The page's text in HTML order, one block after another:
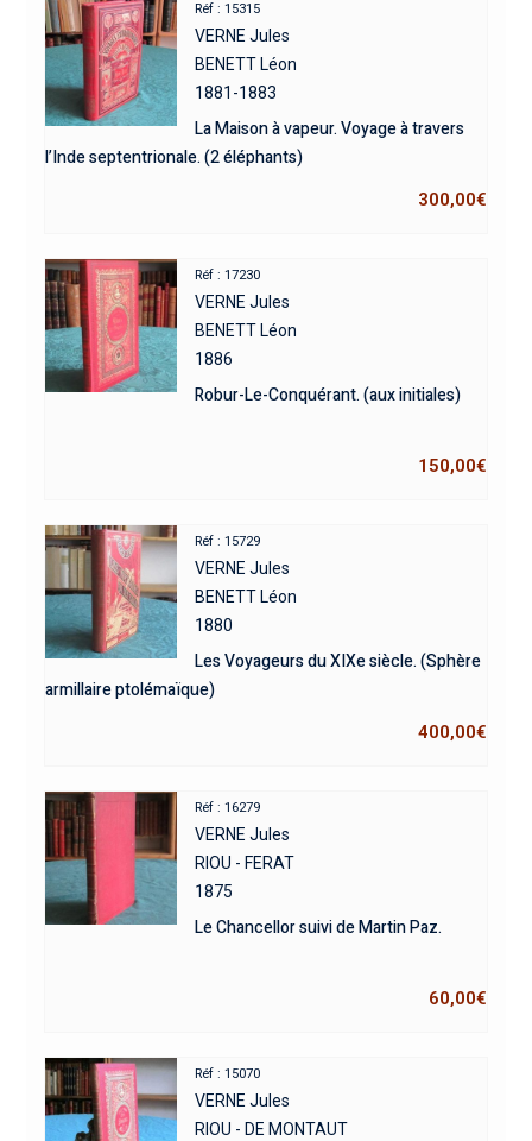
Réf : 15315
VERNE Jules
BENETT Léon
1881-1883
La Maison à vapeur. Voyage à travers
l’Inde septentrionale. (2 éléphants)
300,00€
Réf : 17230
VERNE Jules
BENETT Léon
1886
Robur-Le-Conquérant. (aux initiales)
150,00€
Réf : 15729
VERNE Jules
BENETT Léon
1880
Les Voyageurs du XIXe siècle. (Sphère
armillaire ptolémaïque)
400,00€
Réf : 16279
VERNE Jules
RIOU - FERAT
1875
Le Chancellor suivi de Martin Paz.
60,00€
Réf : 15070
VERNE Jules
RIOU - DE MONTAUT